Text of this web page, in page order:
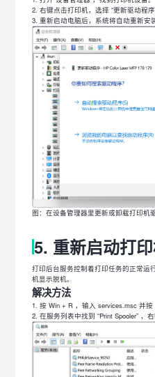
右键点击打印机，选择 “更新驱动程序
重新启动电脑后，系统将自动重新安
图：在设备管理器里更新或卸载打印机
5. 重新启动打
打印后台服务控制着打印任务的正常运
机显示脱机。
解决方法
按 Win + R ，输入 services.msc 并按
在服务列表中找到 “Print Spooler” ，